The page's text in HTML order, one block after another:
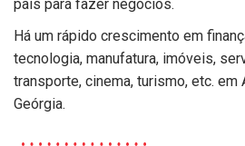
país para fazer negócios.
Há um rápido crescimento em
tecnologia, manufatura, imóveis,
transporte, cinema, turismo, etc. em
Geórgia.